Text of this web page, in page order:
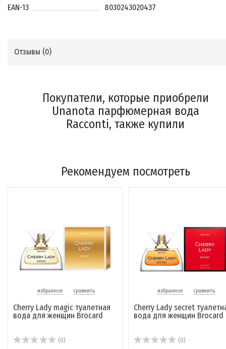
EAN-13
8030243020437
Отзывы (0)
Покупатели, которые приобрели
Unanota парфюмерная вода
Racconti, также купили
избранное сравнить
Lykke женская парфюмерная
вода Nordlys Brocard
(0)
825 руб.
избранное сравнить
Русская лаванда
Новая Заря
(0)
189 руб.
Рекомендуем посмотреть
избранное сравнить
Cherry Lady magic туалетная
вода для женщин Brocard
(0)
избранное сравнить
Cherry Lady secret
вода для женщин Brocard
(0)